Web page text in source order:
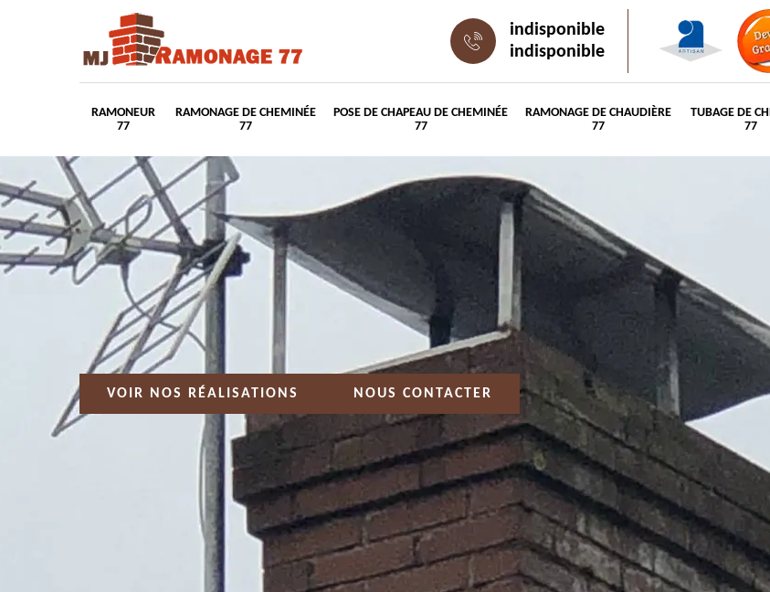
indisponible
indisponible
RAMONEUR
77
RAMONAGE DE CHEMINÉE
77
POSE DE CHAPEAU DE CHEMINÉE
77
RAMONAGE DE CHAUDIÈRE
77
TUBAGE DE
77
VOIR NOS RÉALISATIONS NOUS CONTACTER